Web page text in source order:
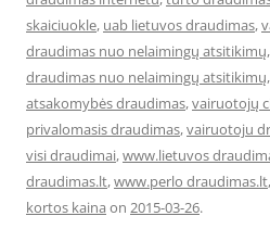
skaiciuokle, uab lietuvos draudimas,
draudimas nuo nelaimingų atsitikimų,
draudimas nuo nelaimingų atsitikimų,
atsakomybės draudimas,vairuotojų
privalomasis draudimas,vairuotoju
visi draudimai,www.lietuvos
draudimas.lt,www.perlo draudimas.lt,
kortos kaina on 2015-03-26.